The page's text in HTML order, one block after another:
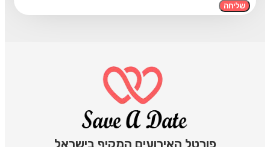
שליחה
פורטל האירועים המקיף בישראל